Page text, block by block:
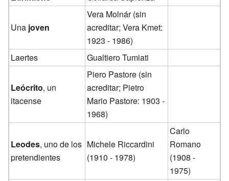
Una joven
Vera Molnár (sin
acreditar; Vera Kmet:
1923 - 1986)
Laertes
Gualtiero Tumiati
Leócrito, un
itacense
Piero Pastore (sin
acreditar; Pietro
Mario Pastore: 1903 -
1968)
Leodes, uno de los
pretendientes
Michele Riccardini
(1910 - 1978)
Carlo
Romano
(1908 -
1975)